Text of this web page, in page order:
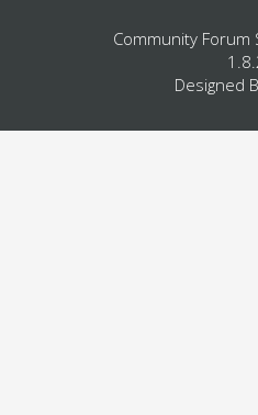
Community Forum
Designed